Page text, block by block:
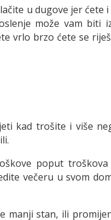
u dugove jer ćete
može vam biti
vrlo brzo ćete se
kad trošite i više
poput troškova
večeru u svom
manji stan, ili